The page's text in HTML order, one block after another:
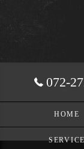
072-
HOME